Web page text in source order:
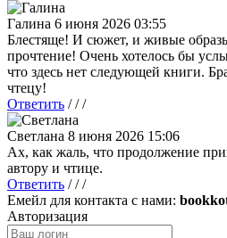
Галина 6 июня 2026 03:55
Блестяще! И сюжет, и живые
прочтение! Очень хотелось бы
что здесь нет следующей книги.
чтецу!
Ответить / / /
Светлана 8 июня 2026 15:06
Ах, как жаль, что продолжение
автору и чтице.
Ответить / / /
Емейл для контакта с нами:
Авторизация